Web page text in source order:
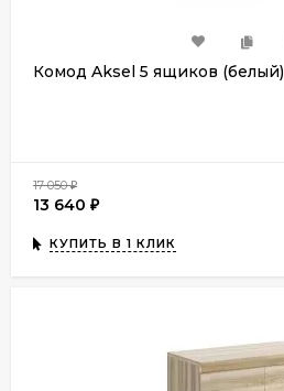
Комод Aksel 5 ящиков (белый)
17 050₽
13 640 ₽
КУПИТЬ В 1 КЛИК